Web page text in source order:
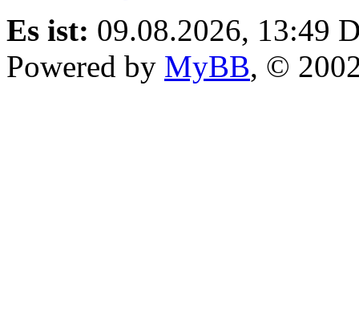
Es ist: 09.08.2026, 13:49
Powered by MyBB, ©